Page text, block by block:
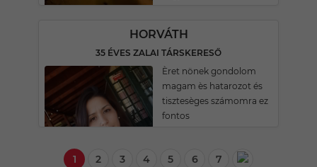
HORVÁTH
35 ÉVES ZALAI TÁRSKERESŐ
Èret nönek gondolom
magam ès hatarozot és
tisztesèges számomra ez
fontos
1 2 3 4 5 6 7